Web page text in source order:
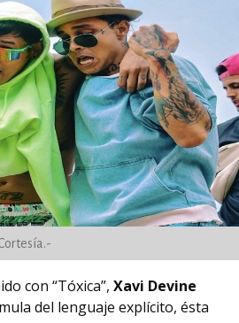
con “Tóxica”, Xavi Devine
del lenguaje explícito, ésta